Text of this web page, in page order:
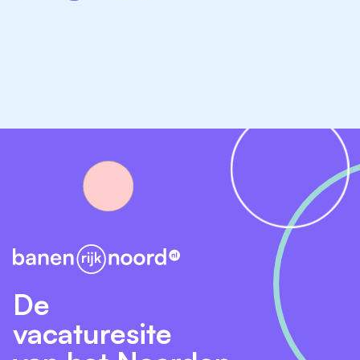
een proactieve werkhouding. Je werkt zorgvuldig, je
kunt goed plannen en prioriteiten stellen en houdt
overzicht. Daarnaast werk je gemakkelijk met digitale
systemen zoals Teams en maak je je nieuwe
Wat bieden we jou?
Een zelfstandige en afwisselende rol met veel
vrijheid binnen een betrokken en enthousiast team.
Je werkt intensief samen met collega's van
Vastgoed, andere afdelingen en onze partners.
De
vacaturesite